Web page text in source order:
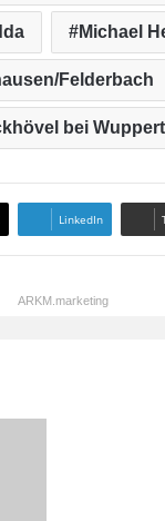
Michael
Felderbach
bei
LinkedIn
ARKM.marketing